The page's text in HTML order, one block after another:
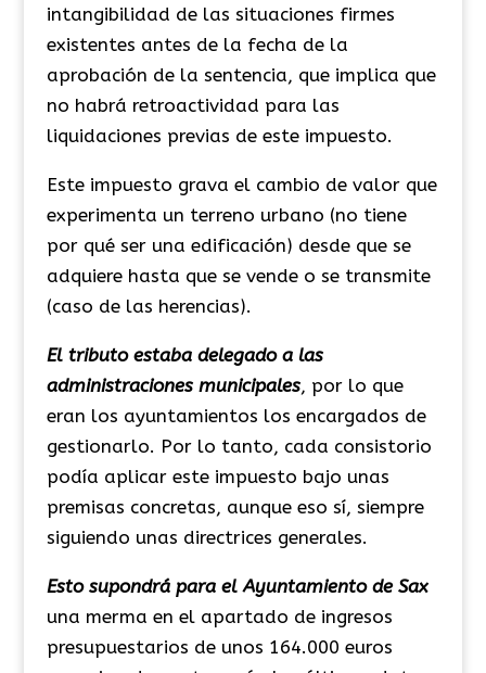
intangibilidad de las situaciones firmes
existentes antes de la fecha de la
aprobación de la sentencia, que implica que
no habrá retroactividad para las
liquidaciones previas de este impuesto.
Este impuesto grava el cambio de valor que
experimenta un terreno urbano (no tiene
por qué ser una edificación) desde que se
adquiere hasta que se vende o se transmite
(caso de las herencias).
El tributo estaba delegado a las
administraciones municipales, por lo que
eran los ayuntamientos los encargados de
gestionarlo. Por lo tanto, cada consistorio
podía aplicar este impuesto bajo unas
premisas concretas, aunque eso sí, siempre
siguiendo unas directrices generales.
Esto supondrá para el Ayuntamiento de Sax
una merma en el apartado de ingresos
presupuestarios de unos 164.000 euros